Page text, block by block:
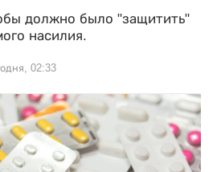
должно было "защитить"
насилия.
02:33